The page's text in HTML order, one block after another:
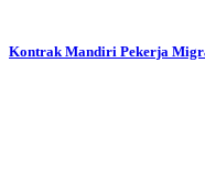
Kontrak Mandiri Pekerja